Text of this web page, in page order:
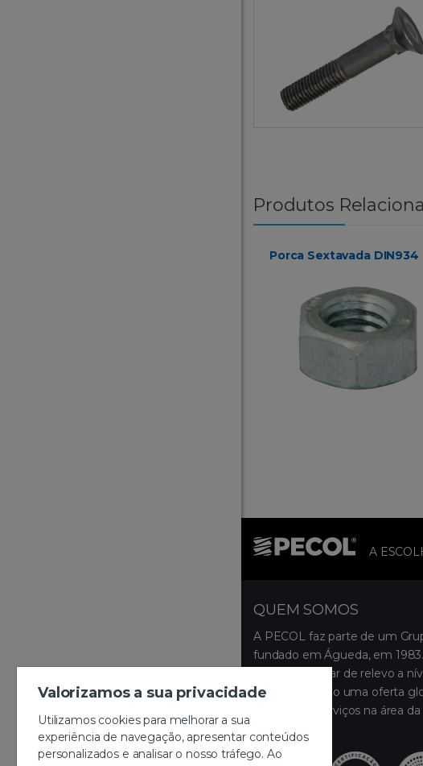
Valorizamos a sua privacidade
Utilizamos cookies para melhorar a sua
experiência de navegação, apresentar conteúdos
personalizados e analisar o nosso tráfego. Ao
Produtos
Porca Sextavada DIN934
A
QUEM SOMOS
A PECOL faz parte de um
fundado em Águeda, em
ocupa um lugar de relevo a
disponibilizando uma oferta
produtos e serviços na área
montagem.